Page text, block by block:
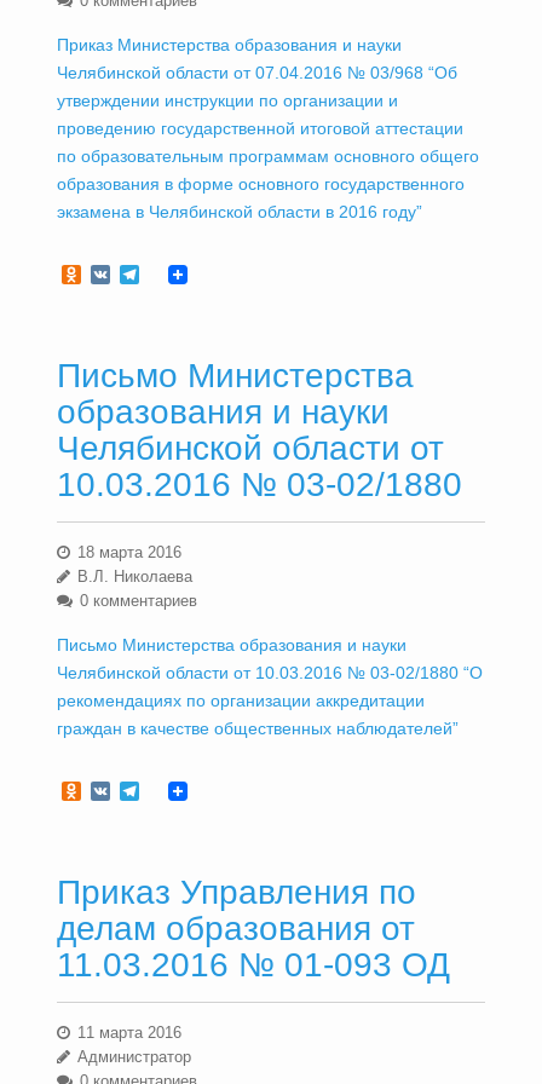
Приказ Министерства образования и науки
Челябинской области от 07.04.2016 № 03/968 “Об
утверждении инструкции по организации и
проведению государственной итоговой аттестации
по образовательным программам основного общего
образования в форме основного государственного
экзамена в Челябинской области в 2016 году”
Odnoklassniki
VKTelegram
Письмо Министерства
образования и науки
Челябинской области от
10.03.2016 № 03-02/1880
18 марта 2016
В.Л. Николаева
0 комментариев
Письмо Министерства образования и науки
Челябинской области от 10.03.2016 № 03-02/1880 “О
рекомендациях по организации аккредитации
граждан в качестве общественных наблюдателей”
Odnoklassniki
VKTelegram
Приказ Управления по
делам образования от
11.03.2016 № 01-093 ОД
11 марта 2016
Администратор